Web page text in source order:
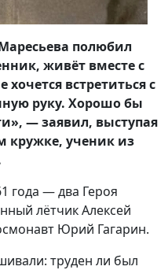
полюбил
живёт вместе с
встретиться с
руку. Хорошо бы
— заявил, выступая
кружке, ученик из
года — два Героя
лётчик Алексей
Юрий Гагарин.
труден ли был